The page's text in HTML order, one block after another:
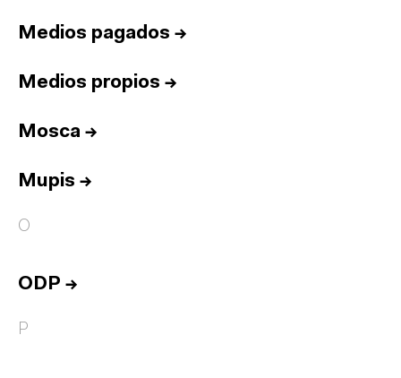
Medios pagados →
Medios propios →
Mosca →
Mupis →
O
ODP →
P